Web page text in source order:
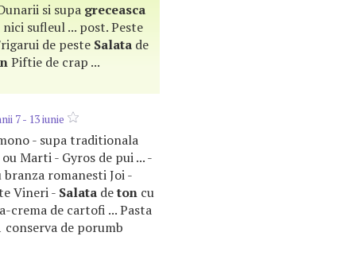
si supa greceasca
sufleul ... post. Peste
de peste Salata de
Piftie de crap ...
7 - 13 iunie
- supa traditionala
Marti - Gyros de pui ... -
branza romanesti Joi -
Vineri - Salata deton cu
crema de cartofi ... Pasta
conserva de porumb